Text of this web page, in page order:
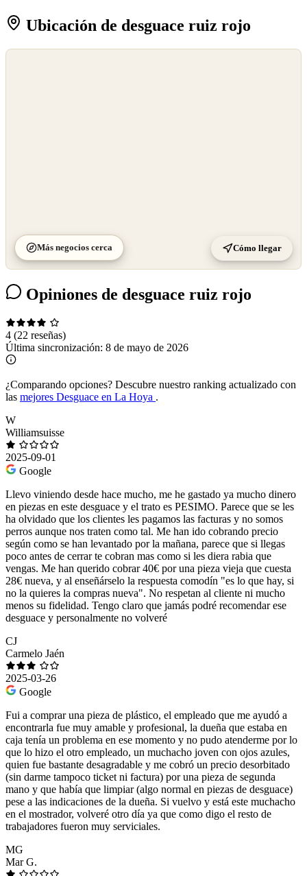
Ubicación de desguace ruiz rojo
Más negocios cerca Cómo llegar
Opiniones de desguace ruiz rojo
4 (22 reseñas)
Última sincronización: 8 de mayo de 2026
¿Comparando opciones? Descubre nuestro ranking actualizado con
las mejores Desguace en La Hoya .
W
Williamsuisse
2025-09-01
Google
Llevo viniendo desde hace mucho, me he gastado ya mucho dinero
en piezas en este desguace y el trato es PESIMO. Parece que se les
ha olvidado que los clientes les pagamos las facturas y no somos
perros aunque nos traten como tal. Me han ido cobrando precio
según como se han levantado por la mañana, parece que si llegas
poco antes de cerrar te cobran mas como si les diera rabia que
vengas. Me han querido cobrar 40€ por una pieza vieja que cuesta
28€ nueva, y al enseñárselo la respuesta comodín "es lo que hay, si
no la quieres la compras nueva". No respetan al cliente ni mucho
menos su fidelidad. Tengo claro que jamás podré recomendar ese
desguace y personalmente no volveré
CJ
Carmelo Jaén
2025-03-26
Google
Fui a comprar una pieza de plástico, el empleado que me ayudó a
encontrarla fue muy amable y profesional, la dueña que estaba en
caja tenía un problema en ese momento y no pudo atenderme por lo
que lo hizo el otro empleado, un muchacho joven con ojos azules,
quien fue bastante desagradable y me cobró un precio desorbitado
(sin darme tampoco ticket ni factura) por una pieza de segunda
mano y que había que limpiar (algo normal en piezas de desguace)
pese a las indicaciones de la dueña. Si vuelvo y está este muchacho
en el mostrador, volveré otro día ya que como digo el resto de
trabajadores fueron muy serviciales.
MG
Mar G.